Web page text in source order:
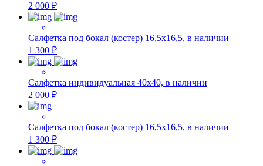
2 000 ₽
Салфетка под бокал (костер) 16,5х16,5, в наличии
1 300 ₽
Салфетка индивидуальная 40х40, в наличии
2 000 ₽
Салфетка под бокал (костер) 16,5х16,5, в наличии
1 300 ₽